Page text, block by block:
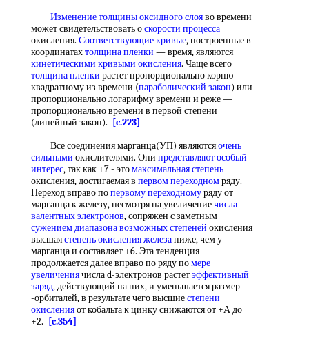
Изменение толщиныоксидного слояво времени
может свидетельствовать оскорости процесса
окисления. Соответствующие кривые, построенные в
координатахтолщина пленки — время, являются
кинетическими кривыми окисления. Чаще всего
толщина пленки растет пропорционально корню
квадратному из времени (параболический закон) или
пропорционально логарифму времени и реже —
пропорционально времени в первой степени
(линейный закон).
[c.223]
Все соединения марганца(УП) являютсяочень
сильными окислителями. Они представляют особый
интерес, так как +7 - этомаксимальная степень
окисления, достигаемая в первом переходномряду.
Переход вправо попервому переходномуряду от
марганца к железу, несмотря на увеличениечисла
валентных электронов, сопряжен с заметным
сужением диапазонавозможных степеней окисления
высшаястепень окисления железаниже, чем у
марганца и составляет +6. Эта тенденция
продолжается далее вправо по ряду помере
увеличениячисла d-электронов растетэффективный
заряд, действующий на них, и уменьшается размер
-орбиталей, в результате чего высшиестепени
окисленияот кобальта к цинку снижаются от +А до
+2.
[c.354]